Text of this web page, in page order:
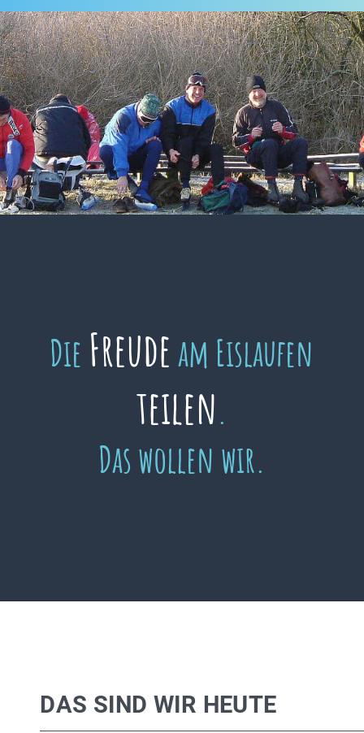
Die Freudeam Eislaufen
teilen.
Das wollen wir.
DAS SIND WIR HEUTE